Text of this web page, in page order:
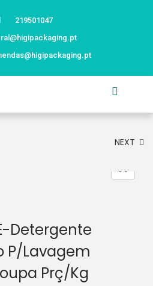
219501047
NEXT
Detergente
P/Lavagem
Prç/Kg